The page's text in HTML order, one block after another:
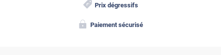
Prix dégressifs
Paiement sécurisé